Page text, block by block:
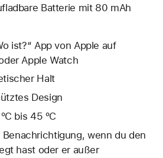
Batterie mit 80 mAh
ist?“ App von Apple auf
Apple Watch
Halt
Design
bis 45 ºC
wenn du den
hast oder er außer